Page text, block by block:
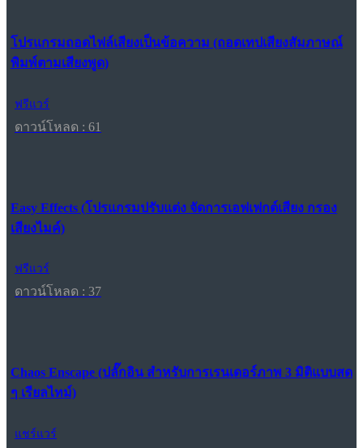
โปรแกรมถอดไฟล์เสียงเป็นข้อความ (ถอดเทปเสียงสัมภาษณ์
พิมพ์ตามเสียงพูด)
ฟรีแวร์
ดาวน์โหลด : 61
Easy Effects (โปรแกรมปรับแต่ง จัดการเอฟเฟกต์เสียง กรอง
เสียงไมค์)
ฟรีแวร์
ดาวน์โหลด : 37
Chaos Enscape (ปลั๊กอิน สำหรับการเรนเดอร์ภาพ 3 มิติแบบสด
ๆ เรียลไทม์)
แชร์แวร์